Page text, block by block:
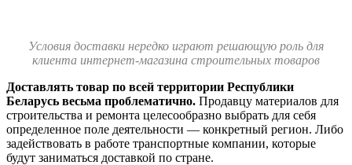
Условия доставки нередко играют решающую роль для
клиента интернет-магазина строительных товаров
Доставлять товар по всей территории Республики
Беларусь весьма проблематично. Продавцу материалов для
строительства и ремонта целесообразно выбрать для себя
определенное поле деятельности — конкретный регион. Либо
задействовать в работе транспортные компании, которые
будут заниматься доставкой по стране.